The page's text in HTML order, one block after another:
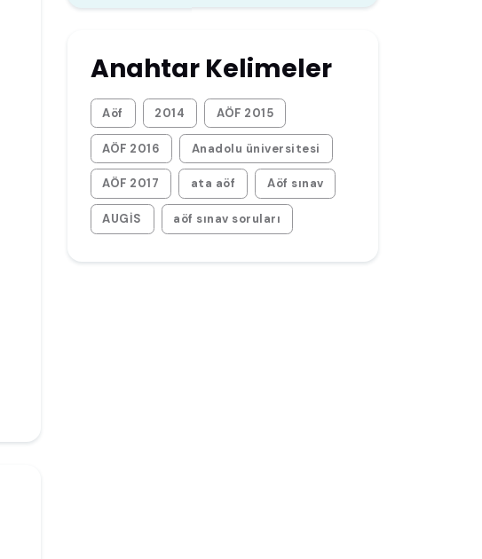
Anahtar Kelimeler
Aöf 2014 AÖF 2015
AÖF 2016 Anadolu üniversitesi
AÖF 2017 ata aöf Aöf sınav
AUGİS aöf sınav soruları